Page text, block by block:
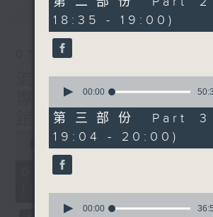
Facebook專頁
最新 LATEST
07/08/2026
流動圖書館使用人數
專員主動調查康文
館服務
seconds
07/08/2026 - 足本
17:00 - 18:00)
minutes,
40
seconds
18:35 - 19:00)
seconds
50
minutes,
37
seconds
00:00
第三部份 Part 3
19:04 - 20:00)
seconds
00:00